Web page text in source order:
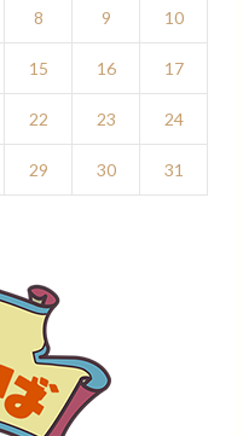
8 9 10
15 16 17
22 23 24
29 30
31